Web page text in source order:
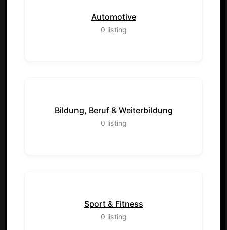
Automotive
0 listing
Bildung, Beruf & Weiterbildung
0 listing
Sport & Fitness
0 listing